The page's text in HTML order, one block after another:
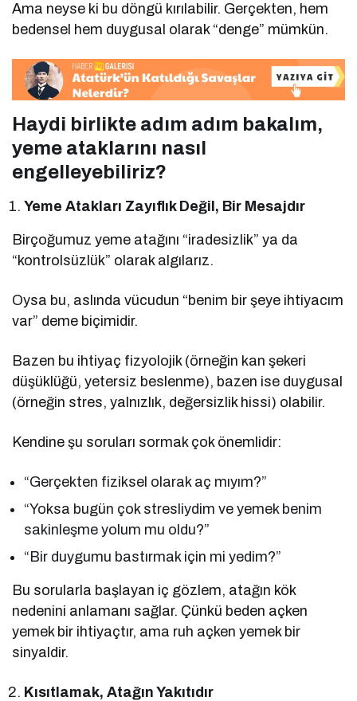
Ama neyse ki bu döngü kırılabilir. Gerçekten, hem
bedensel hem duygusal olarak “denge” mümkün.
Haydi birlikte adım adım bakalım,
yeme ataklarını nasıl
engelleyebiliriz?
Yeme Atakları Zayıflık Değil, Bir Mesajdır
Birçoğumuz yeme atağını “iradesizlik” ya da
“kontrolsüzlük” olarak algılarız.
Oysa bu, aslında vücudun “benim bir şeye ihtiyacım
var” deme biçimidir.
Bazen bu ihtiyaç fizyolojik (örneğin kan şekeri
düşüklüğü, yetersiz beslenme), bazen ise duygusal
(örneğin stres, yalnızlık, değersizlik hissi) olabilir.
Kendine şu soruları sormak çok önemlidir:
“Gerçekten fiziksel olarak aç mıyım?”
“Yoksa bugün çok stresliydim ve yemek benim
sakinleşme yolum mu oldu?”
“Bir duygumu bastırmak için mi yedim?”
Bu sorularla başlayan iç gözlem, atağın kök
nedenini anlamanı sağlar. Çünkü beden açken
yemek bir ihtiyaçtır, ama ruh açken yemek bir
sinyaldir.
Kısıtlamak, Atağın Yakıtıdır